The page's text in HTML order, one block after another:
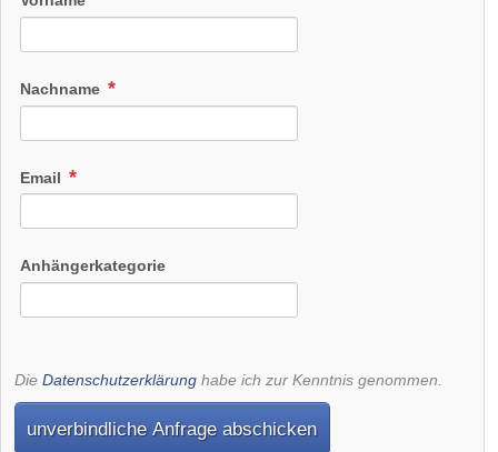
Nachname
Email
Anhängerkategorie
Die Datenschutzerklärung habe ich zur Kenntnis genommen.
unverbindliche Anfrage abschicken